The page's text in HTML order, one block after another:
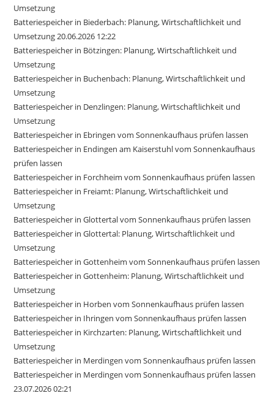
Umsetzung
Batteriespeicher in Biederbach: Planung, Wirtschaftlichkeit und
Umsetzung 20.06.2026 12:22
Batteriespeicher in Bötzingen: Planung, Wirtschaftlichkeit und
Umsetzung
Batteriespeicher in Buchenbach: Planung, Wirtschaftlichkeit und
Umsetzung
Batteriespeicher in Denzlingen: Planung, Wirtschaftlichkeit und
Umsetzung
Batteriespeicher in Ebringen vom Sonnenkaufhaus prüfen lassen
Batteriespeicher in Endingen am Kaiserstuhl vom Sonnenkaufhaus
prüfen lassen
Batteriespeicher in Forchheim vom Sonnenkaufhaus prüfen lassen
Batteriespeicher in Freiamt: Planung, Wirtschaftlichkeit und
Umsetzung
Batteriespeicher in Glottertal vom Sonnenkaufhaus prüfen lassen
Batteriespeicher in Glottertal: Planung, Wirtschaftlichkeit und
Umsetzung
Batteriespeicher in Gottenheim vom Sonnenkaufhaus prüfen lassen
Batteriespeicher in Gottenheim: Planung, Wirtschaftlichkeit und
Umsetzung
Batteriespeicher in Horben vom Sonnenkaufhaus prüfen lassen
Batteriespeicher in Ihringen vom Sonnenkaufhaus prüfen lassen
Batteriespeicher in Kirchzarten: Planung, Wirtschaftlichkeit und
Umsetzung
Batteriespeicher in Merdingen vom Sonnenkaufhaus prüfen lassen
Batteriespeicher in Merdingen vom Sonnenkaufhaus prüfen lassen
23.07.2026 02:21